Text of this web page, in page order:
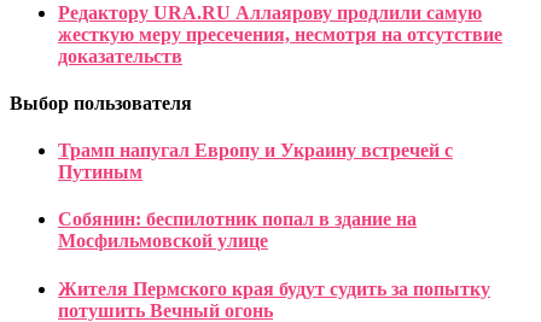
Редактору URA.RU Аллаярову продлили самую
жесткую меру пресечения, несмотря на отсутствие
доказательств
Выбор пользователя
Трамп напугал Европу и Украину встречей с
Путиным
Собянин: беспилотник попал в здание на
Мосфильмовской улице
Жителя Пермского края будут судить за попытку
потушить Вечный огонь